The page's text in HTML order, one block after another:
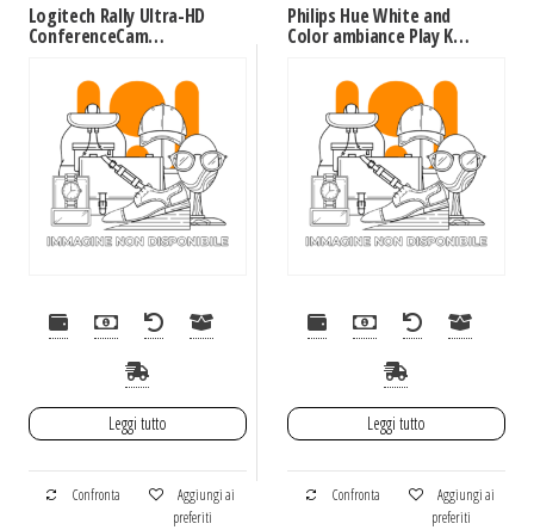
Logitech Rally Ultra-HD
ConferenceCam
16 persona(e)
Collegamento ethernet
LAN Sistema di
videoconferenza di
gruppo
Leggi tutto
Confronta
Aggiungi ai
preferiti
Philips Hue White and
Color ambiance Play Kit
Base con alimentatore
2 pezzi Nero
Leggi tutto
Confronta
Aggiungi ai
preferiti